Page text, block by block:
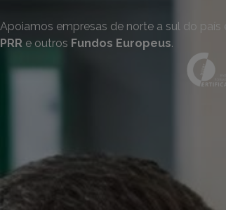
Apoiamos empresas de norte a sul do país
PRR e outros Fundos Europeus.